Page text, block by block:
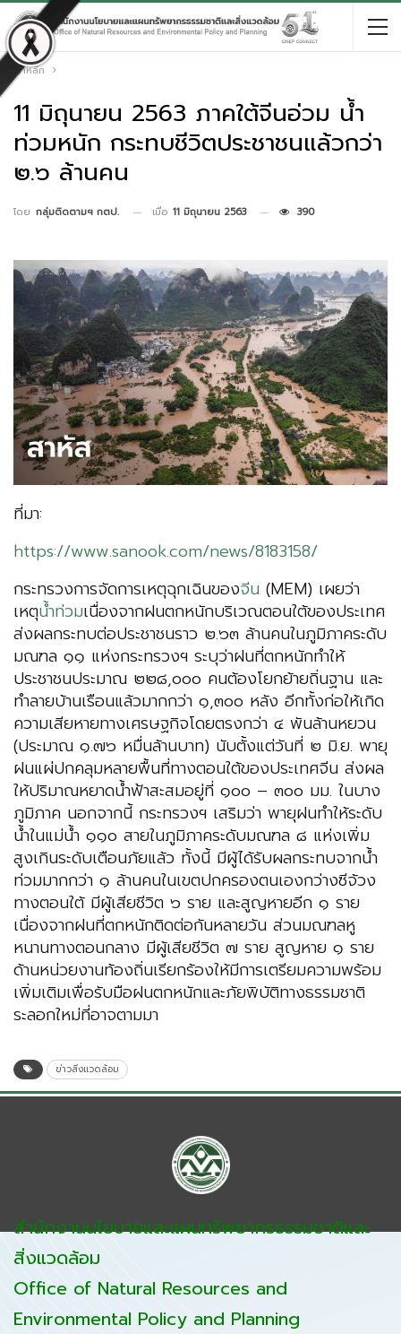
หน้าหลัก
11 มิถุนายน 2563 ภาคใต้จีนอ่วม น้ำ
ท่วมหนัก กระทบชีวิตประชาชนแล้วกว่า
๒.๖ ล้านคน
โดย กลุ่มติดตามฯ กตป. เมื่อ 11 มิถุนายน 2563 390
ที่มา:
https://www.sanook.com/news/8183158/
กระทรวงการจัดการเหตุฉุกเฉินของจีน (MEM) เผยว่า
เหตุน้ำท่วมเนื่องจากฝนตกหนักบริเวณตอนใต้ของประเทศ
ส่งผลกระทบต่อประชาชนราว ๒.๖๓ ล้านคนในภูมิภาคระดับ
มณฑล ๑๑ แห่งกระทรวงฯ ระบุว่าฝนที่ตกหนักทำให้
ประชาชนประมาณ ๒๒๘,๐๐๐ คนต้องโยกย้ายถิ่นฐาน และ
ทำลายบ้านเรือนแล้วมากกว่า ๑,๓๐๐ หลัง อีกทั้งก่อให้เกิด
ความเสียหายทางเศรษฐกิจโดยตรงกว่า ๔ พันล้านหยวน
(ประมาณ ๑.๗๖ หมื่นล้านบาท) นับตั้งแต่วันที่ ๒ มิ.ย. พายุ
ฝนแผ่ปกคลุมหลายพื้นที่ทางตอนใต้ของประเทศจีน ส่งผล
ให้ปริมาณหยาดน้ำฟ้าสะสมอยู่ที่ ๑๐๐ – ๓๐๐ มม. ในบาง
ภูมิภาค นอกจากนี้ กระทรวงฯ เสริมว่า พายุฝนทำให้ระดับ
น้ำในแม่น้ำ ๑๑๐ สายในภูมิภาคระดับมณฑล ๘ แห่งเพิ่ม
สูงเกินระดับเตือนภัยแล้ว ทั้งนี้ มีผู้ได้รับผลกระทบจากน้ำ
ท่วมมากกว่า ๑ ล้านคนในเขตปกครองตนเองกว่างซีจ้วง
ทางตอนใต้ มีผู้เสียชีวิต ๖ ราย และสูญหายอีก ๑ ราย
เนื่องจากฝนที่ตกหนักติดต่อกันหลายวัน ส่วนมณฑลหู
หนานทางตอนกลาง มีผู้เสียชีวิต ๗ ราย สูญหาย ๑ ราย
ด้านหน่วยงานท้องถิ่นเรียกร้องให้มีการเตรียมความพร้อม
เพิ่มเติมเพื่อรับมือฝนตกหนักและภัยพิบัติทางธรรมชาติ
ระลอกใหม่ที่อาจตามมา
ข่าวสิ่งแวดล้อม
สำนักงานนโยบายและแผนทรัพยากรธรรมชาติและ
สิ่งแวดล้อม
Office of Natural Resources and
Environmental Policy and Planning